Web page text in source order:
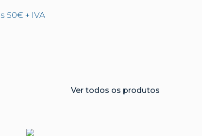
50€ + IVA
Ver todos os produtos